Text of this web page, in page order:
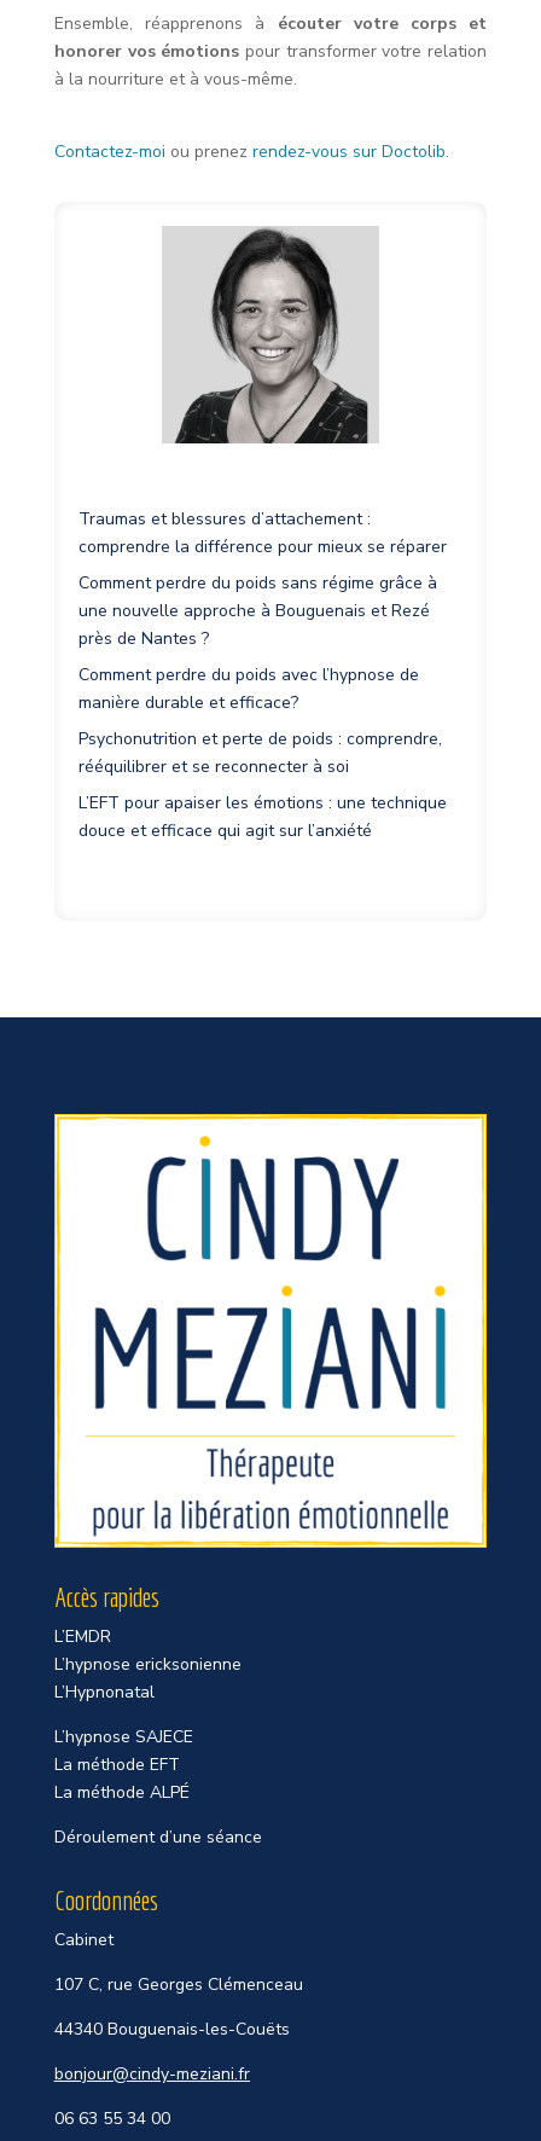
Ensemble, réapprenons à écouter votre corps et
honorer vos émotions pour transformer votre relation
à la nourriture et à vous-même.
Contactez-moi ou prenez rendez-vous sur Doctolib.
Traumas et blessures d’attachement :
comprendre la différence pour mieux se réparer
Comment perdre du poids sans régime grâce à
une nouvelle approche à Bouguenais et Rezé
près de Nantes ?
Comment perdre du poids avec l’hypnose de
manière durable et efficace?
Psychonutrition et perte de poids : comprendre,
rééquilibrer et se reconnecter à soi
L’EFT pour apaiser les émotions : une technique
douce et efficace qui agit sur l’anxiété
Accès rapides
L’EMDR
L’hypnose ericksonienne
L’Hypnonatal
L’hypnose SAJECE
La méthode EFT
La méthode ALPÉ
Déroulement d’une séance
Coordonnées
Cabinet
107 C, rue Georges Clémenceau
44340 Bouguenais-les-Couëts
bonjour@cindy-meziani.fr
06 63 55 34 00